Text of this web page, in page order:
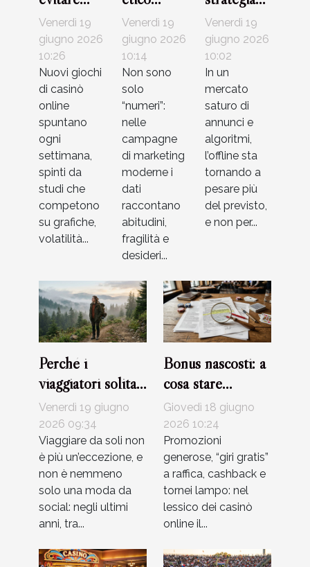
quando si
scelgono
strategie
per nuovi
giochi di
casinò
Venerdì 19
giugno 2026
10:26
Nuovi giochi
di casinò
online
spuntano
ogni
settimana,
spinti da
studi che
competono
su grafiche,
volatilità...
dietro
l’uso dei
dati nelle
campagne
di
marketing
Venerdì 19
giugno 2026
10:14
Non sono
solo
“numeri”:
nelle
campagne
di marketing
moderne i
dati
raccontano
abitudini,
fragilità e
desideri...
offline fa la
differenza
in un’era
digitale
Venerdì 19
giugno 2026
10:02
In un
mercato
saturo di
annunci e
algoritmi,
l’offline sta
tornando a
pesare più
del previsto,
e non per...
Perché i
viaggiatori solitari
stanno
riscrivendo le
regole
dell’esplorazione
Venerdì 19 giugno
2026 09:34
Viaggiare da soli non
è più un’eccezione, e
non è nemmeno
solo una moda da
social: negli ultimi
anni, tra...
Bonus nascosti: a
cosa stare
davvero attenti
leggendo i
termini dei casinò
Giovedì 18 giugno
2026 10:24
Promozioni
generose, “giri gratis”
a raffica, cashback e
tornei lampo: nel
lessico dei casinò
online il...